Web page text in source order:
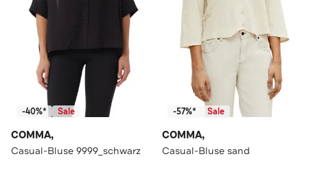
-40%* Sale
COMMA,
Casual-Bluse 9999_schwarz
-57%* Sale
COMMA,
Casual-Bluse sand